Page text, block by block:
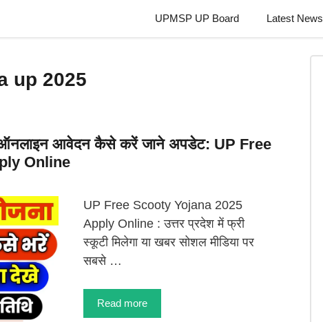
UPMSP UP Board Latest News
up 2025
ऑनलाइन आवेदन कैसे करें जाने अपडेट: UP Free
Online
UP Free Scooty Yojana 2025
Apply Online : उत्तर प्रदेश में फ्री
स्कूटी मिलेगा या खबर सोशल मीडिया पर
सबसे …
Read more